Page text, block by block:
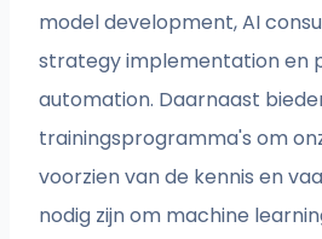
model development, AI
strategy implementation en
automation. Daarnaast
trainingsprogramma's om
voorzien van de kennis en
nodig zijn om machine